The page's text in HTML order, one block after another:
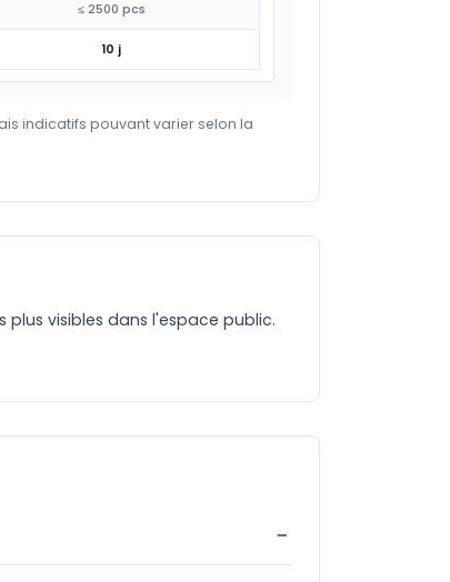
≤ 2500 pcs
10 j
indicatifs pouvant varier selon la
visibles dans l'espace public.